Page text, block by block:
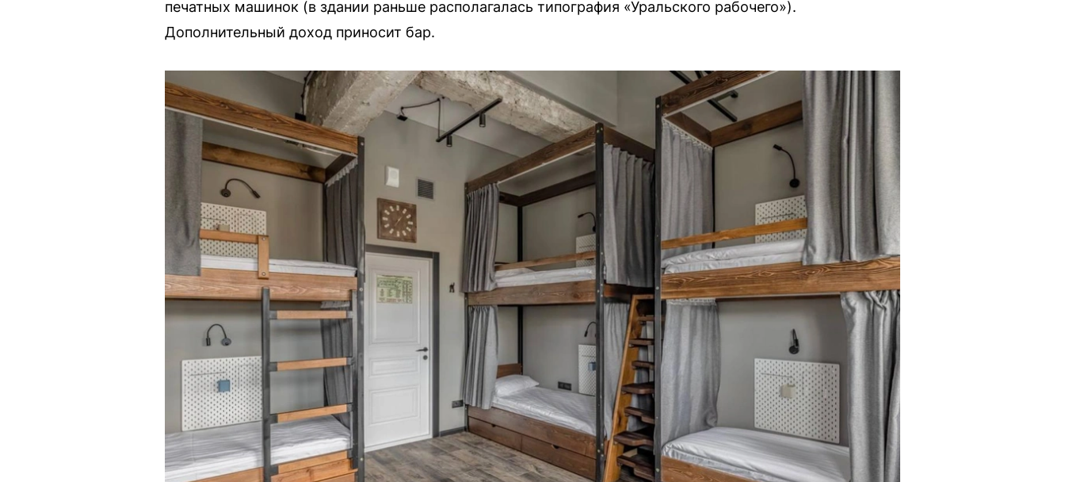
печатных машинок (в здании раньше располагалась типография «Уральского рабочего»).
Дополнительный доход приносит бар.